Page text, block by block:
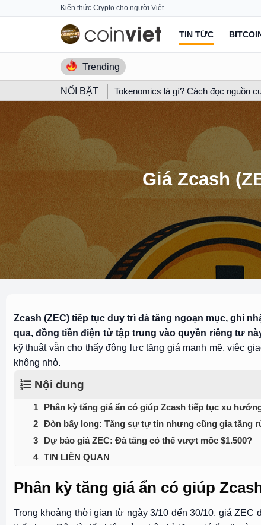
Kiến thức Crypto cho người Việt
TIN TỨC
Trending
NỔI BẬT Tokenomics là gì? Cách đọc nguồn
Giá Zcash
Zcash (ZEC) tiếp tục duy trì đà tăng ngoạn mục, ghi
qua, đồng tiền điện tử tập trung vào quyền riêng tư
kỹ thuật vẫn cho thấy động lực tăng giá mạnh mẽ, việc
không nhỏ.
Nội dung
Phân kỳ tăng giá ẩn có giúp Zcash tiếp tục xu
Đòn bẩy long: Tăng sự tự tin nhưng cũng gia tăng
Dự báo giá ZEC: Đà tăng có thể vượt mốc $1.500?
TIN LIÊN QUAN
Phân kỳ tăng giá ẩn có giúp
Trong khoảng thời gian từ ngày 3/10 đến 30/10, giá